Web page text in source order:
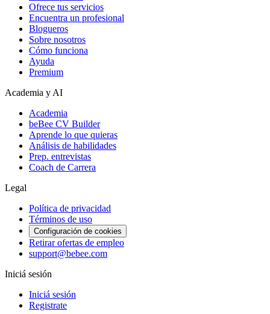
Ofrece tus servicios
Encuentra un profesional
Blogueros
Sobre nosotros
Cómo funciona
Ayuda
Premium
Academia y AI
Academia
beBee CV Builder
Aprende lo que quieras
Análisis de habilidades
Prep. entrevistas
Coach de Carrera
Legal
Política de privacidad
Términos de uso
Configuración de cookies
Retirar ofertas de empleo
support@bebee.com
Iniciá sesión
Iniciá sesión
Registrate